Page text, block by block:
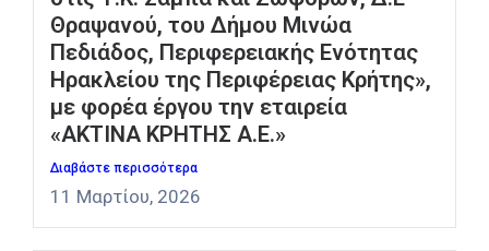
Θραψανού, του Δήμου Μινώα
Πεδιάδος, Περιφερειακής Ενότητας
Ηρακλείου της Περιφέρειας Κρήτης»,
με φορέα έργου την εταιρεία
«ΑΚΤΙΝΑ ΚΡΗΤΗΣ Α.Ε.»
Διαβάστε περισσότερα
11 Μαρτίου, 2026